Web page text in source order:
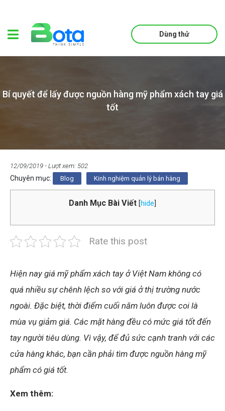
Dùng thử
Bí quyết để lấy được nguồn hàng mỹ phẩm xách tay giá
tốt
12/09/2019 - Lượt xem: 502
Chuyên mục: Blog Kinh nghiệm quản lý bán hàng
Danh Mục Bài Viết [hide
Rate this post
Hiện nay giá mỹ phẩm xách tay ở Việt Nam không có
quá nhiều sự chênh lệch so với giá ở thị trường nước
ngoài. Đặc biệt, thời điểm cuối năm luôn được coi là
mùa vụ giảm giá. Các mặt hàng đều có mức giá tốt đến
tay người tiêu dùng. Vì vậy, để đủ sức cạnh tranh với các
cửa hàng khác, bạn cần phải tìm được nguồn hàng mỹ
phẩm có giá tốt.
Xem thêm: